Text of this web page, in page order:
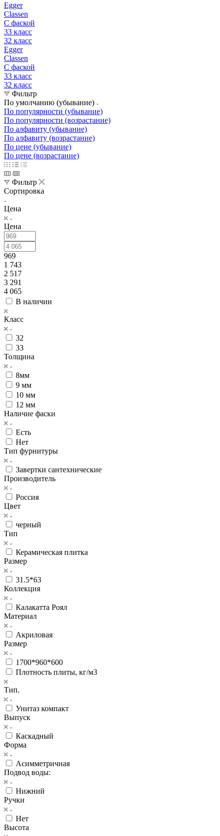
Egger
Classen
С фаской
33 класс
32 класс
Egger
Classen
С фаской
33 класс
32 класс
Фильтр
По умолчанию (убывание)
По популярности (убывание)
По популярности (возрастание)
По алфавиту (убывание)
По алфавиту (возрастание)
По цене (убывание)
По цене (возрастание)
Фильтр
Сортировка
Цена
Цена
969
1 743
2 517
3 291
4 065
В наличии
Класс
32
33
Толщина
8мм
9 мм
10 мм
12 мм
Наличие фаски
Есть
Нет
Тип фурнитуры
Завертки сантехнические
Производитель
Россия
Цвет
черный
Тип
Керамическая плитка
Размер
31.5*63
Коллекция
Калакатта Роял
Материал
Акриловая
Размер
1700*960*600
Плотность плиты, кг/м3
Тип.
Унитаз компакт
Выпуск
Каскадный
Форма
Асимметричная
Подвод воды:
Нижний
Ручки
Нет
Высота